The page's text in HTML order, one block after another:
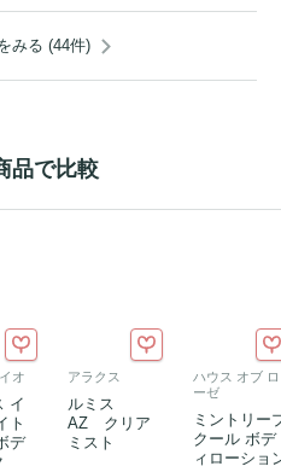
みる (44件)
品で比較
オ
イ
ト
デ
アラクス
ルミス
AZ クリア
ミスト
ハウス オブ ロ
ーゼ
ミントリー
クール ボデ
ィローショ